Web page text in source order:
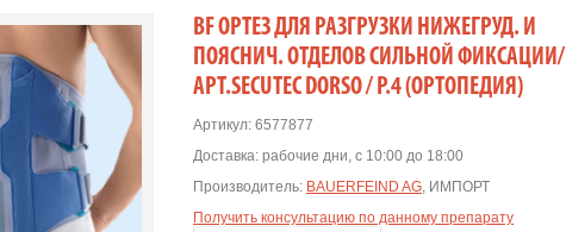
BF ОРТЕЗ ДЛЯ РАЗГРУЗКИ НИЖЕГРУД. И
ПОЯСНИЧ. ОТДЕЛОВ СИЛЬНОЙ ФИКСАЦИИ/
АРТ.SECUTEC DORSO / Р.4 (ОРТОПЕДИЯ)
Артикул: 6577877
Доставка: рабочие дни, с 10:00 до 18:00
Производитель: BAUERFEIND AG, ИМПОРТ
Получить консультацию по данному препарату